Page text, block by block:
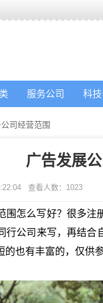
服务公司 科技
司经营范围
广告发展
查看人数： 1023
围怎么写好？很多
行公司来写，再结
也有丰富的，仅供参